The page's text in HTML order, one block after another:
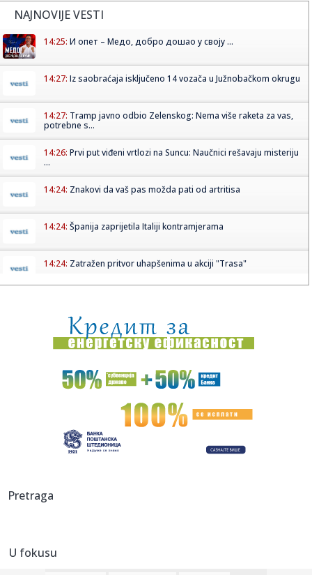
NAJNOVIJE VESTI
14:25: И опет – Медо, добро дошао у своју ...
14:27: Iz saobraćaja isključeno 14 vozača u Južnobačkom okrugu
14:27: Tramp javno odbio Zelenskog: Nema više raketa za vas,
potrebne s...
14:26: Prvi put viđeni vrtlozi na Suncu: Naučnici rešavaju misteriju
...
14:24: Znakovi da vaš pas možda pati od artritisa
14:24: Španija zaprijetila Italiji kontramjerama
14:24: Zatražen pritvor uhapšenima u akciji "Trasa"
14:24:Skejo odbrusio Pupovcu: "On će mi govoriti kakve brkove
treba da...
14:24:Novčana podrška Grada Banjaluka: 293 brucoša dobiće po
200 KM
Ulaganje u čistiju Banjaluku: Nastavljeno postavljanje
14:24:Spektakl Marije Šerifović u Travniku: Fanovi stižu iz cijele B...
14:24:
Pretraga
U fokusu